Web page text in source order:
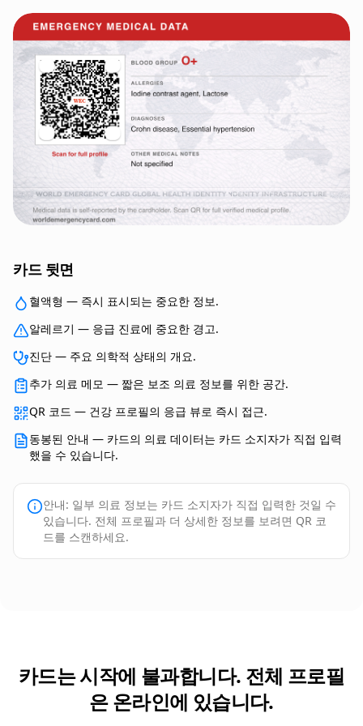
카드 뒷면
혈액형 — 즉시 표시되는 중요한 정보.
알레르기 — 응급 진료에 중요한 경고.
진단 — 주요 의학적 상태의 개요.
추가 의료 메모 — 짧은 보조 의료 정보를 위한 공간.
QR 코드 — 건강 프로필의 응급 뷰로 즉시 접근.
동봉된 안내 — 카드의 의료 데이터는 카드 소지자가 직접 입력
했을 수 있습니다.
안내: 일부 의료 정보는 카드 소지자가 직접 입력한 것일 수
있습니다. 전체 프로필과 더 상세한 정보를 보려면 QR 코
드를 스캔하세요.
카드는 시작에 불과합니다. 전체 프로필
은 온라인에 있습니다.